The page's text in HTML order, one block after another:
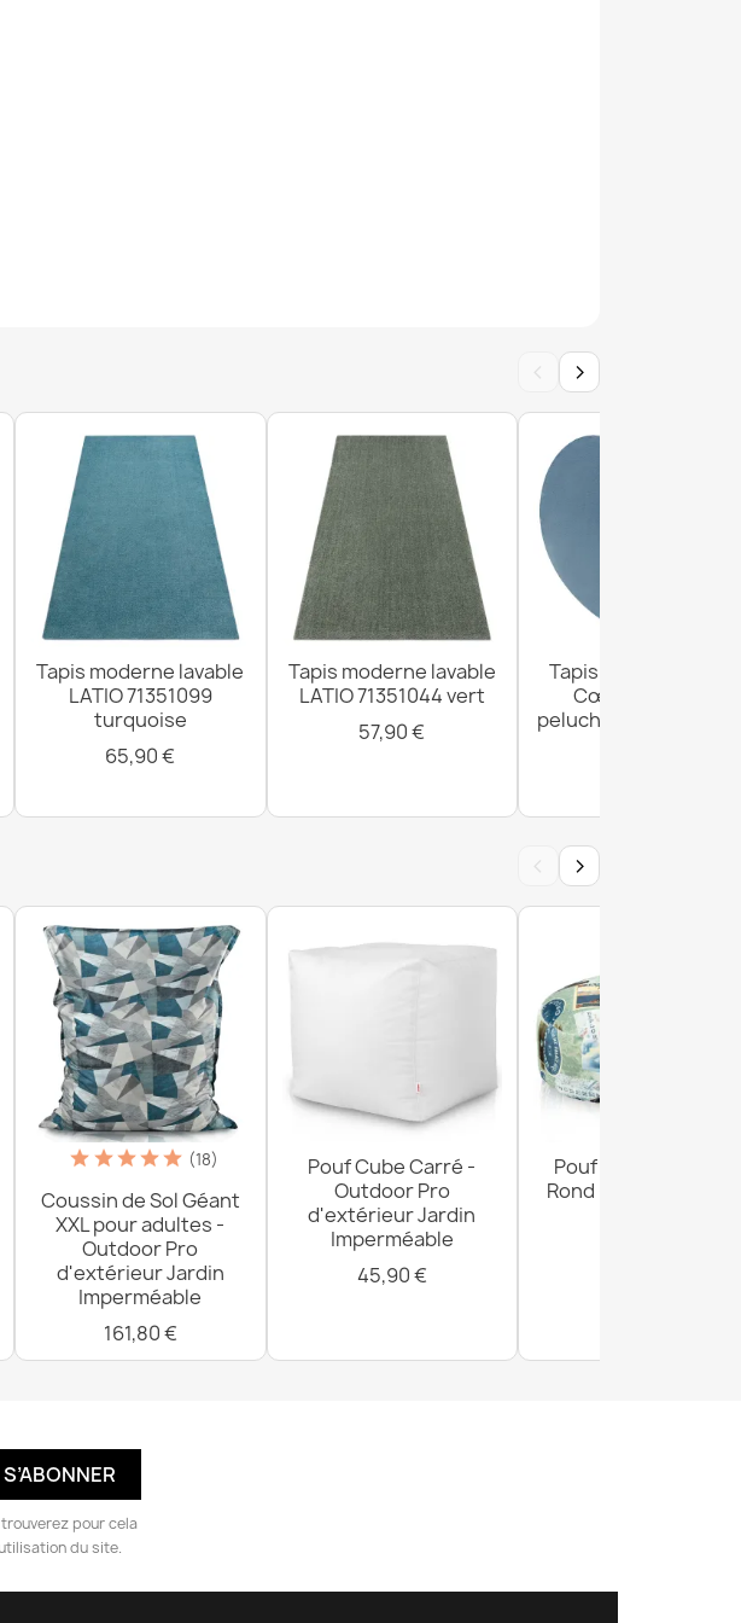
Tapis lavable ANDRE Snacks pour la cuisine antidérapant -
marron / jaune
33,90 €
33,90 €
Tapis lavable ANDRE Lavande antidérapant - gris / violet
33,90 €
‹ ›
Tapis moderne lavable
LATIO 71351099
turquoise
65,90 €
Tapis moderne lavable
LATIO 71351044 vert
57,90 €
Tapis SHAPE Shaggy
Cœur - bleu en
peluche,
‹ ›
(18)
Coussin de Sol Géant
XXL pour adultes -
Outdoor Pro
d'extérieur Jardin
Imperméable
161,80 €
Pouf Cube Carré -
Outdoor Pro
d'extérieur Jardin
Imperméable
45,90 €
Pouf Repose-pieds
Rond - Tissu Imprimé
pour cela
du site.